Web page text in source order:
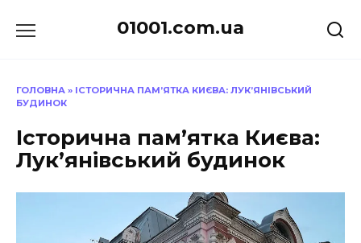
до
01001.com.ua
ГОЛОВНА » ІСТОРИЧНА ПАМ’ЯТКА КИЄВА: ЛУК’ЯНІВСЬКИЙ
БУДИНОК
Історична пам’ятка Києва:
Лук’янівський будинок